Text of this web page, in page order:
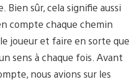
sûr, cela signifie aussi
compte chaque chemin
joueur et faire en sorte que
sens à chaque fois. Avant
nous avions sur les